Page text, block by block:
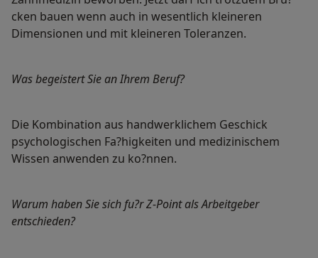
cken bauen wenn auch in wesentlich kleineren
Dimensionen und mit kleineren Toleranzen.
Was begeistert Sie an Ihrem Beruf?
Die Kombination aus handwerklichem Geschick
psychologischen Fa?higkeiten und medizinischem
Wissen anwenden zu ko?nnen.
Warum haben Sie sich fu?r Z-Point als Arbeitgeber
entschieden?